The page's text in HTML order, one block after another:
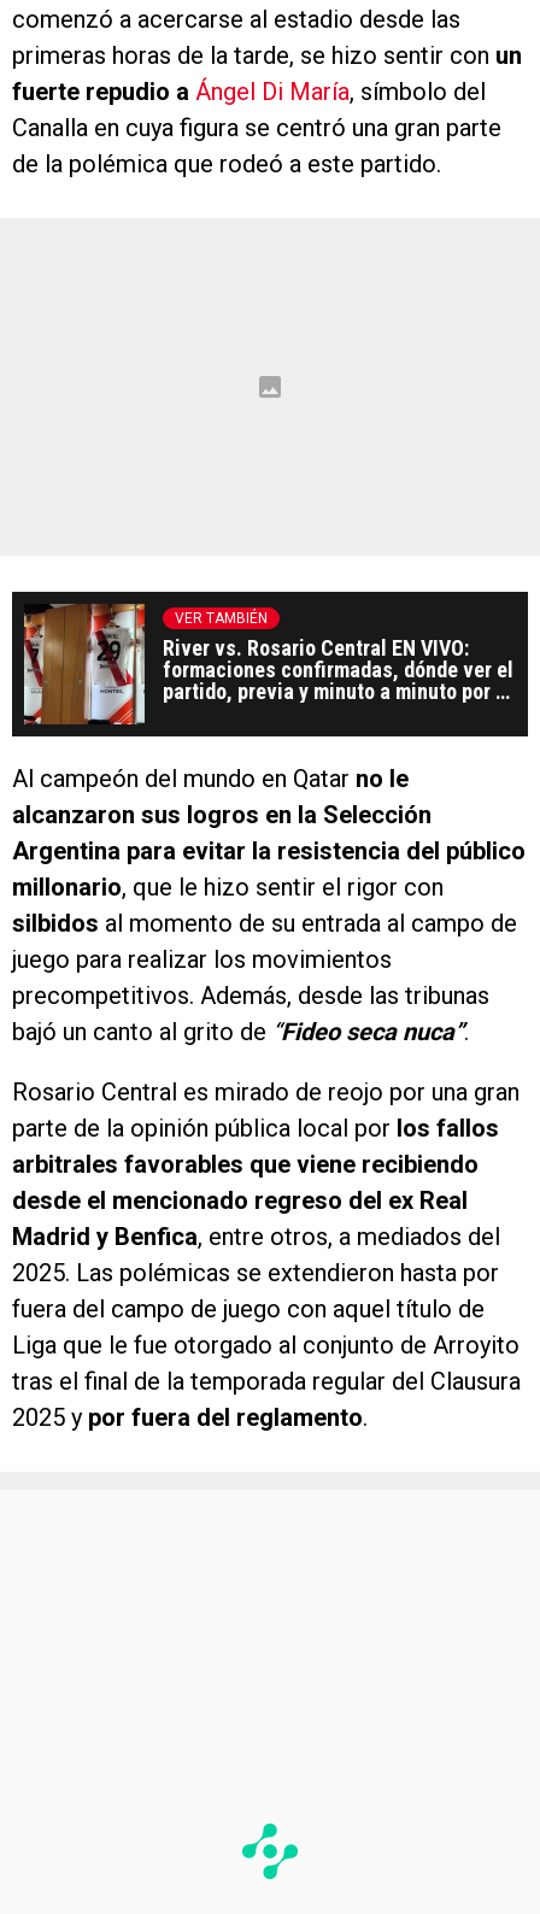
comenzó a acercarse al estadio desde las
primeras horas de la tarde, se hizo sentir con un
fuerte repudio a Ángel Di María, símbolo del
Canalla en cuya figura se centró una gran parte
de la polémica que rodeó a este partido.
VER TAMBIÉN
River vs. Rosario Central EN VIVO:
formaciones confirmadas, dónde ver el
partido, previa y minuto a minuto por el
Al campeón del mundo en Qatar no le
alcanzaron sus logros en la Selección
Argentina para evitar la resistencia del público
millonario, que le hizo sentir el rigor con
silbidos al momento de su entrada al campo de
juego para realizar los movimientos
precompetitivos. Además, desde las tribunas
bajó un canto al grito de “Fideo seca nuca”.
Rosario Central es mirado de reojo por una gran
parte de la opinión pública local por los fallos
arbitrales favorables que viene recibiendo
desde el mencionado regreso del ex Real
Madrid y Benfica, entre otros, a mediados del
2025. Las polémicas se extendieron hasta por
fuera del campo de juego con aquel título de
Liga que le fue otorgado al conjunto de Arroyito
tras el final de la temporada regular del Clausura
2025 y por fuera del reglamento.